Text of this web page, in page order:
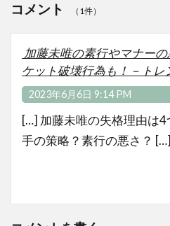
コメント （1件）
加藤未唯の素行やマナー
ケット破壊行為も！－ト
2023年6月6日 9:14 PM
[…] 加藤未唯の失格理由は
手の策略？素行の悪さ？ […]